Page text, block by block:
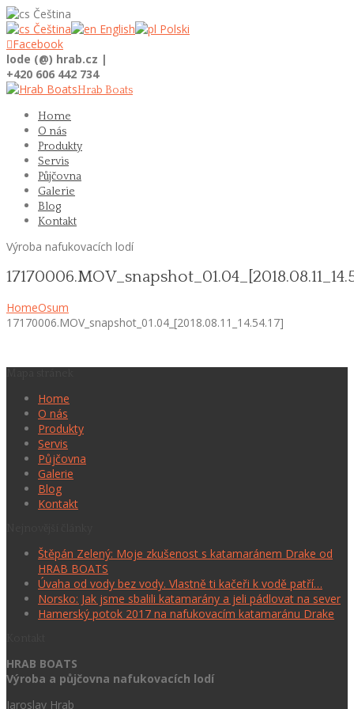
Čeština
Čeština
English
Polski
Facebook
lode (@) hrab.cz |
+420 606 442 734
Hrab Boats
Home
O nás
Produkty
Servis
Půjčovna
Galerie
Blog
Kontakt
Výroba nafukovacích lodí
HomeOsum
17170006.MOV_snapshot_01.04_[2018.08.11_14.54.17]
Home
O nás
Produkty
Servis
Půjčovna
Galerie
Blog
Kontakt
Štěpán Zelený: Moje zkušenost s katamaránem Drake od
HRAB BOATS
Úvaha od vody bez vody. Vlastně ti kačeři k vodě patří…
Norsko: Jak jsme sbalili katamarány a jeli pádlovat na sever
Hamerský potok 2017 na nafukovacím katamaránu Drake
HRAB BOATS
Výroba a půjčovna nafukovacích lodí
Jaroslav Hrab